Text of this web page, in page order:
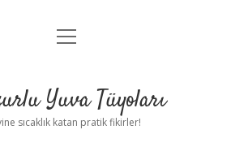
Anasayfa
Yasal Uyarı
menüyü
Yuva Tüyoları
sıcaklık katan pratik fikirler!